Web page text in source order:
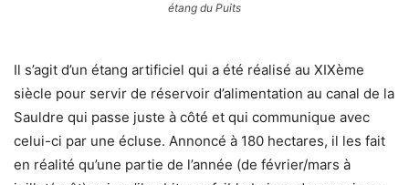
étang du Puits
Il s’agit d’un étang artificiel qui a été réalisé au XIXème
siècle pour servir de réservoir d’alimentation au canal de la
Sauldre qui passe juste à côté et qui communique avec
celui-ci par une écluse. Annoncé à 180 hectares, il les fait
en réalité qu’une partie de l’année (de février/mars à